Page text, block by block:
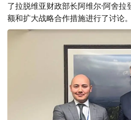
了拉脱维亚财政部长阿维尔·阿舍拉
额和扩大战略合作措施进行了讨论。